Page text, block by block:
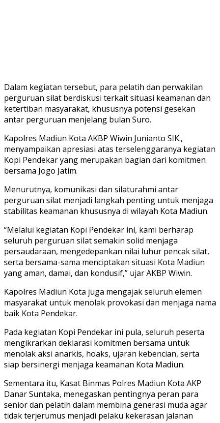
Dalam kegiatan tersebut, para pelatih dan perwakilan
perguruan silat berdiskusi terkait situasi keamanan dan
ketertiban masyarakat, khususnya potensi gesekan
antar perguruan menjelang bulan Suro.
Kapolres Madiun Kota AKBP Wiwin Junianto SIK.,
menyampaikan apresiasi atas terselenggaranya kegiatan
Kopi Pendekar yang merupakan bagian dari komitmen
bersama Jogo Jatim.
Menurutnya, komunikasi dan silaturahmi antar
perguruan silat menjadi langkah penting untuk menjaga
stabilitas keamanan khususnya di wilayah Kota Madiun.
“Melalui kegiatan Kopi Pendekar ini, kami berharap
seluruh perguruan silat semakin solid menjaga
persaudaraan, mengedepankan nilai luhur pencak silat,
serta bersama-sama menciptakan situasi Kota Madiun
yang aman, damai, dan kondusif,” ujar AKBP Wiwin.
Kapolres Madiun Kota juga mengajak seluruh elemen
masyarakat untuk menolak provokasi dan menjaga nama
baik Kota Pendekar.
Pada kegiatan Kopi Pendekar ini pula, seluruh peserta
mengikrarkan deklarasi komitmen bersama untuk
menolak aksi anarkis, hoaks, ujaran kebencian, serta
siap bersinergi menjaga keamanan Kota Madiun.
Sementara itu, Kasat Binmas Polres Madiun Kota AKP
Danar Suntaka, menegaskan pentingnya peran para
senior dan pelatih dalam membina generasi muda agar
tidak terjerumus menjadi pelaku kekerasan jalanan